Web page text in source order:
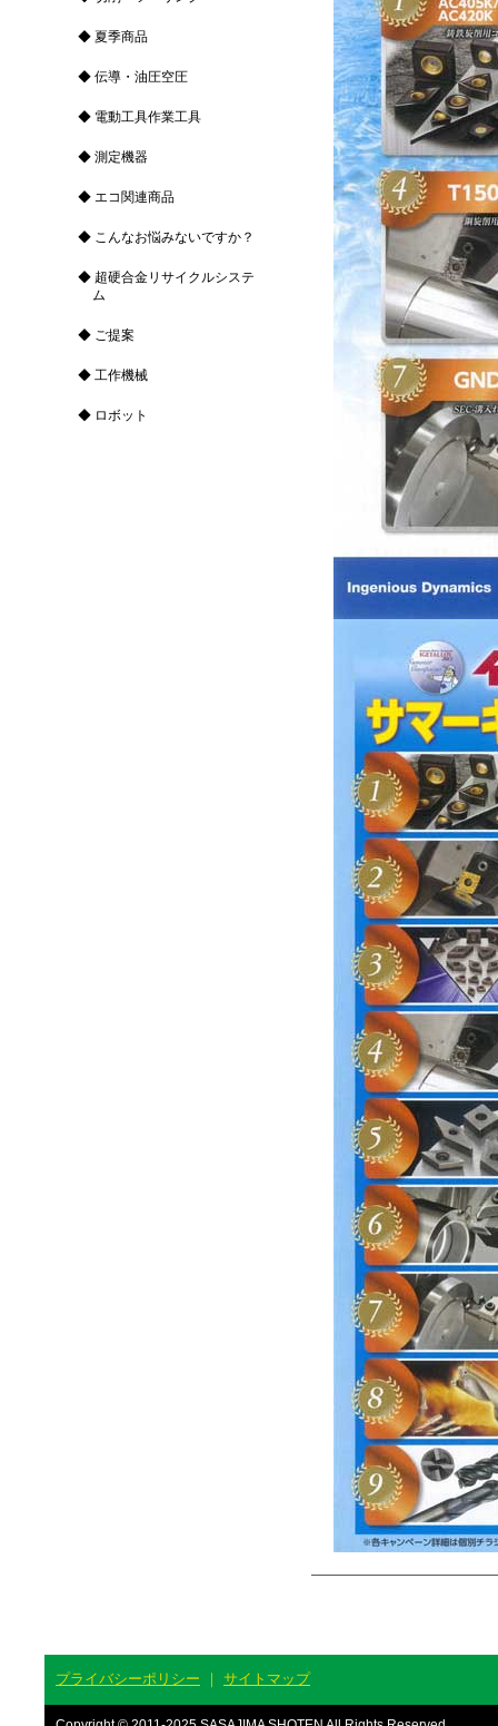
夏季商品
伝導・油圧空圧
電動工具作業工具
測定機器
エコ関連商品
こんなお悩みないですか？
超硬合金リサイクルシステ
ム
ご提案
工作機械
ロボット
プライバシーポリシー ｜ サイトマップ